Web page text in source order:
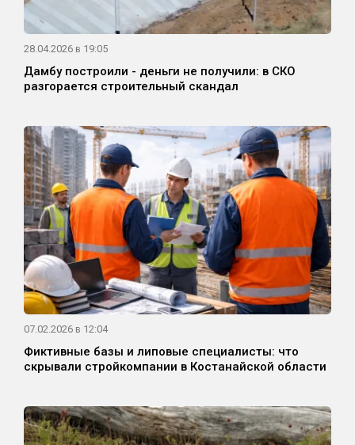
28.04.2026 в 19:05
Дамбу построили - деньги не получили: в СКО
разгорается строительный скандал
07.02.2026 в 12:04
Фиктивные базы и липовые специалисты: что
скрывали стройкомпании в Костанайской области